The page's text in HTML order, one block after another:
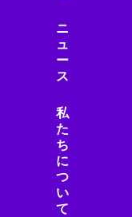
ニ
ュ
ー
ス
私
た
ち
に
つ
い
て